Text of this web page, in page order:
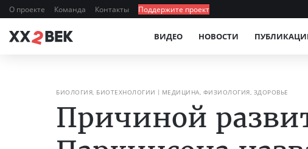
О проекте Команда Контакты Поддержите проект
ВИДЕО НОВОСТИ
БИОЛОГИЯ, БИОТЕХНОЛОГИИ МЕДИЦИНА, ФИЗИОЛОГИЯ, ЗДОРОВЬЕ
Причиной